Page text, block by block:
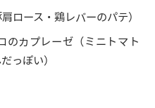
ロース・鶏レバーのパテ）
のカプレーゼ（ミニトマト
っぽい）